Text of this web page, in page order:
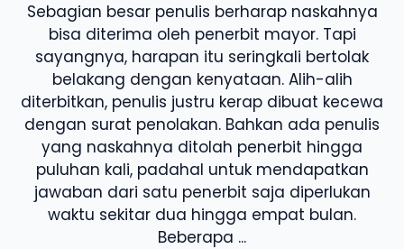
Sebagian besar penulis berharap naskahnya
bisa diterima oleh penerbit mayor. Tapi
sayangnya, harapan itu seringkali bertolak
belakang dengan kenyataan. Alih-alih
diterbitkan, penulis justru kerap dibuat kecewa
dengan surat penolakan. Bahkan ada penulis
yang naskahnya ditolah penerbit hingga
puluhan kali, padahal untuk mendapatkan
jawaban dari satu penerbit saja diperlukan
waktu sekitar dua hingga empat bulan.
Beberapa ...